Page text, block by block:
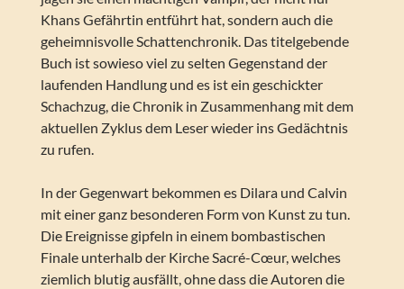
Khans Gefährtin entführt hat, sondern auch die
geheimnisvolle Schattenchronik. Das titelgebende
Buch ist sowieso viel zu selten Gegenstand der
laufenden Handlung und es ist ein geschickter
Schachzug, die Chronik in Zusammenhang mit dem
aktuellen Zyklus dem Leser wieder ins Gedächtnis
zu rufen.
In der Gegenwart bekommen es Dilara und Calvin
mit einer ganz besonderen Form von Kunst zu tun.
Die Ereignisse gipfeln in einem bombastischen
Finale unterhalb der Kirche Sacré-Cœur, welches
ziemlich blutig ausfällt, ohne dass die Autoren die